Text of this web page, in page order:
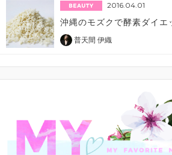
2016.04.01
沖縄のモズクで酵素ダイエ
普天間 伊織